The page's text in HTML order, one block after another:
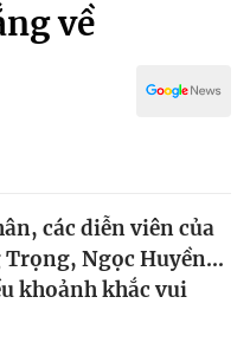
về
các diễn viên của
Ngọc Huyền...
khoảnh khắc vui